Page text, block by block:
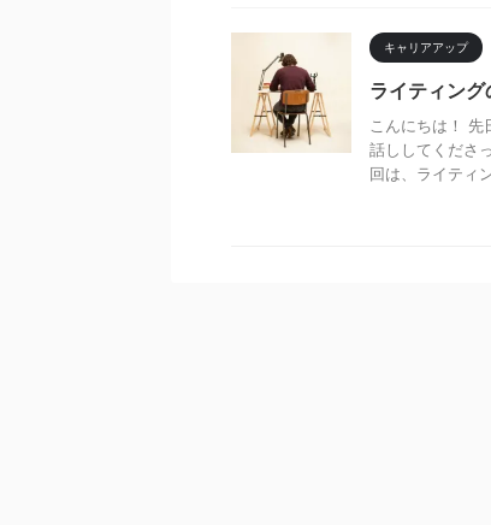
キャリアアップ
ライティン
こんにちは！
話ししてくださ
回は、ライティ